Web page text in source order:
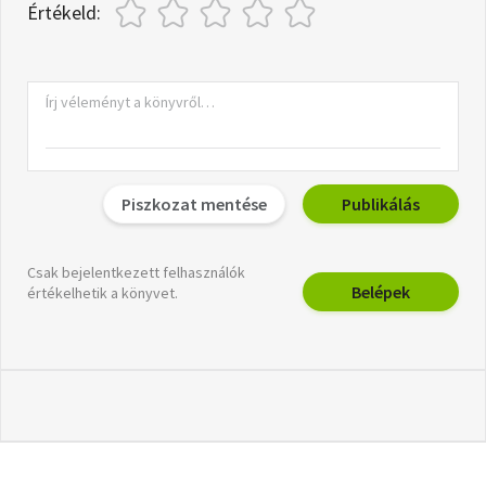
Értékeld:
Piszkozat mentése Publikálás
Csak bejelentkezett felhasználók
értékelhetik a könyvet.
Belépek